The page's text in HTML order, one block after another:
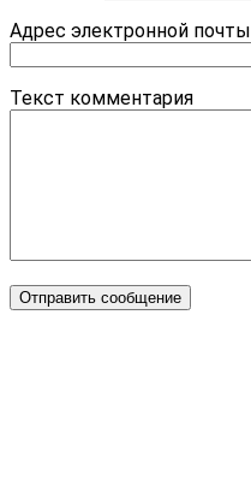
Адрес электронной почты
Текст комментария